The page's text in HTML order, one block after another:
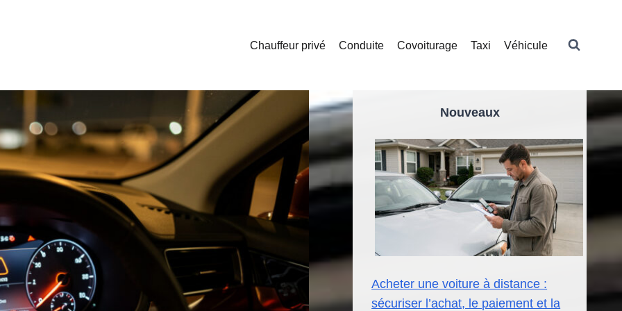
Chauffeur privé Conduite Covoiturage Taxi Véhicule
Nouveaux
Acheter une voiture à distance :
sécuriser l’achat, le paiement et la